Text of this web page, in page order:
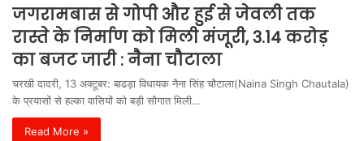
जगरामबास से गोपी और हुई से जेवली तक
रास्ते के निर्माण को मिली मंजूरी, 3.14 करोड़
का बजट जारी : नैना चौटाला
चरखी दादरी, 13 अक्टूबर: बाढड़ा विधायक नैना सिंह चौटाला(Naina Singh Chautala)
के प्रयासों से हल्का वासियों को बड़ी सौगात मिली…
Read More »